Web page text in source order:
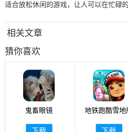
适合放松休闲的游戏，让人可以在忙碌
相关文章
猜你喜欢
鬼畜眼镜 地铁跑酷雪地